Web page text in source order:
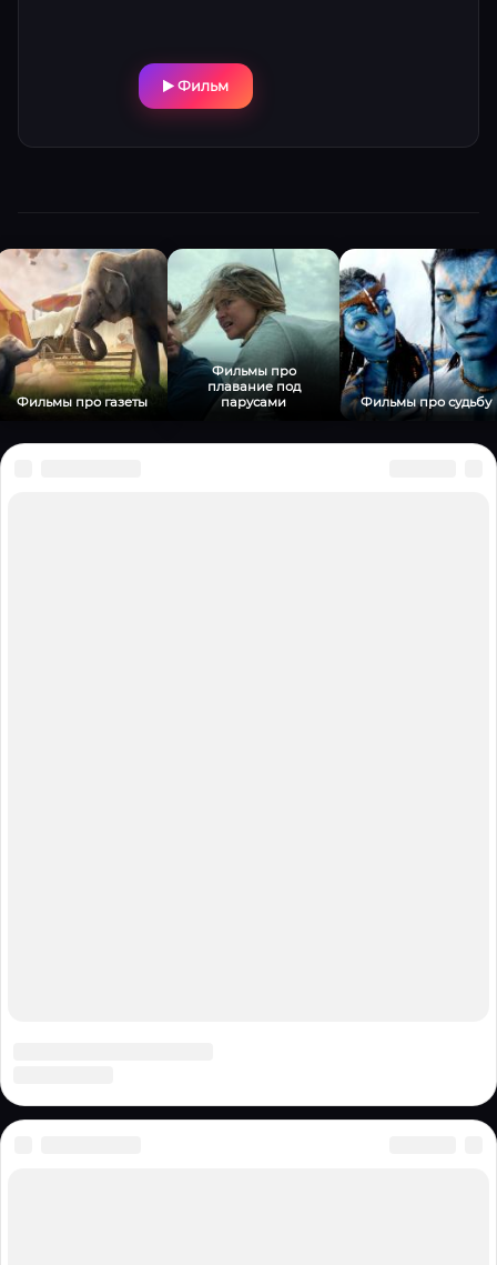
Фильм
Фильмы про газеты
Фильмы про
плавание под
парусами
Фильмы про судьбу